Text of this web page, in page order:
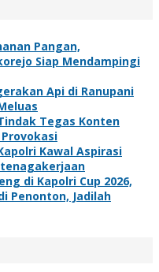
Pangan,
Siap Mendampingi
Api di Ranupani
Tegas Konten
Kawal Aspirasi
di Kapolri Cup 2026,
Penonton, Jadilah